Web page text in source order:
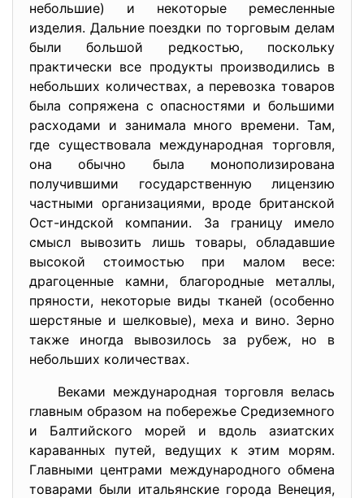
небольшие) и некоторые ремесленные
изделия. Дальние поездки по торговым делам
были большой редкостью, поскольку
практически все продукты производились в
небольших количествах, а перевозка товаров
была сопряжена с опасностями и большими
расходами и занимала много времени. Там,
где существовала международная торговля,
она обычно была монополизирована
получившими государственную лицензию
частными организациями, вроде британской
Ост-индской компании. За границу имело
смысл вывозить лишь товары, обладавшие
высокой стоимостью при малом весе:
драгоценные камни, благородные металлы,
пряности, некоторые виды тканей (особенно
шерстяные и шелковые), меха и вино. Зерно
также иногда вывозилось за рубеж, но в
небольших количествах.
Веками международная торговля велась
главным образом на побережье Средиземного
и Балтийского морей и вдоль азиатских
караванных путей, ведущих к этим морям.
Главными центрами международного обмена
товарами были итальянские города Венеция,